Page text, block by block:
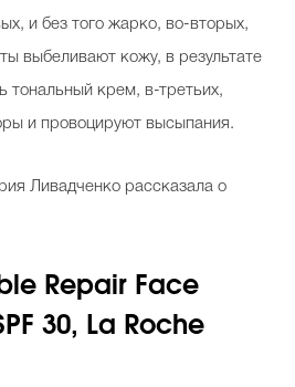
и без того жарко, во-вторых,
выбеливают кожу, в результате
тональный крем, в-третьих,
и провоцируют высыпания.
Ливадченко рассказала о
Repair Face
30, La Roche